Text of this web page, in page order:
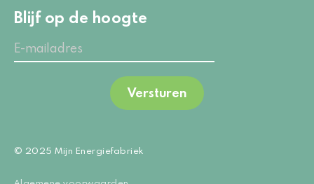
Blijf op de hoogte
Versturen
© 2025 Mijn Energiefabriek